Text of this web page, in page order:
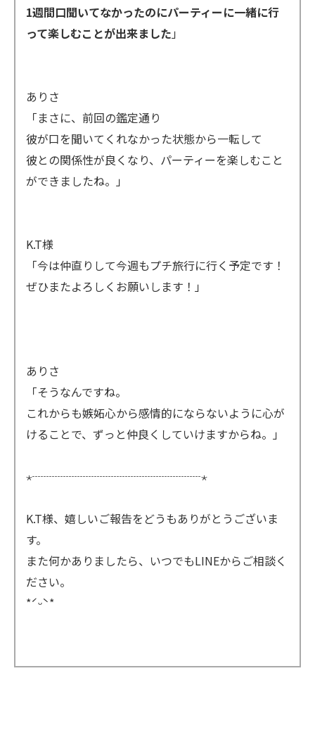
1週間口聞いてなかったのにパーティーに一緒に行
って楽しむことが出来ました 」
ありさ
「まさに、前回の鑑定通り
彼が口を聞いてくれなかった状態から一転して
彼との関係性が良くなり、パーティーを楽しむこと
ができましたね。」
K.T様
「今は仲直りして今週もプチ旅行に行く予定です！
ぜひまたよろしくお願いします！」
ありさ
「そうなんですね。
これからも嫉妬心から感情的にならないように心が
けることで、ずっと仲良くしていけますからね。」
⋆┈┈┈┈┈┈┈┈┈┈┈┈┈┈┈⋆
K.T様、嬉しいご報告をどうもありがとうございま
す。
また何かありましたら、いつでもLINEからご相談く
ださい。
*ˊᵕˋ*